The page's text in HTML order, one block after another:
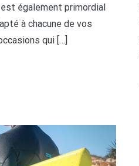
également primordial
à chacune de vos
qui […]